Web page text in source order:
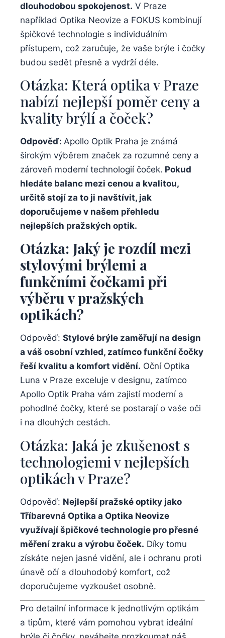
dlouhodobou spokojenost. V Praze
například Optika Neovize a FOKUS kombinují
špičkové technologie s individuálním
přístupem, což zaručuje, že vaše brýle i čočky
budou sedět přesně a vydrží déle.
Otázka: Která optika v Praze
nabízí nejlepší poměr ceny a
kvality brýlí a čoček?
Odpověď: Apollo Optik Praha je známá
širokým výběrem značek za rozumné ceny a
zároveň moderní technologií čoček. Pokud
hledáte balanc mezi cenou a kvalitou,
určitě stojí za to ji navštívit, jak
doporučujeme v našem přehledu
nejlepších pražských optik.
Otázka: Jaký je rozdíl mezi
stylovými brýlemi a
funkčními čočkami při
výběru v pražských
optikách?
Odpověď: Stylové brýle zaměřují na design
a váš osobní vzhled, zatímco funkční čočky
řeší kvalitu a komfort vidění. Oční Optika
Luna v Praze exceluje v designu, zatímco
Apollo Optik Praha vám zajistí moderní a
pohodlné čočky, které se postarají o vaše oči
i na dlouhých cestách.
Otázka: Jaká je zkušenost s
technologiemi v nejlepších
optikách v Praze?
Odpověď: Nejlepší pražské optiky jako
Tříbarevná Optika a Optika Neovize
využívají špičkové technologie pro přesné
měření zraku a výrobu čoček. Díky tomu
získáte nejen jasné vidění, ale i ochranu proti
únavě očí a dlouhodobý komfort, což
doporučujeme vyzkoušet osobně.
Pro detailní informace k jednotlivým optikám
a tipům, které vám pomohou vybrat ideální